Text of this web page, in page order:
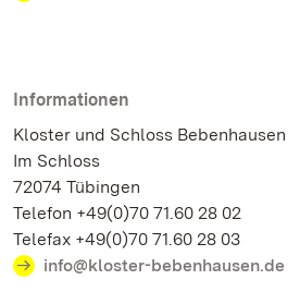
Informationen
Kloster und Schloss Bebenhausen
Im Schloss
72074 Tübingen
Telefon +49(0)70 71.60 28 02
Telefax +49(0)70 71.60 28 03
info@kloster-bebenhausen.de